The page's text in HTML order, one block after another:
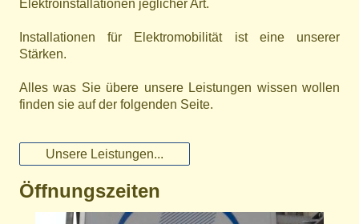
Elektroinstallationen jeglicher Art.
Installationen für Elektromobilität ist eine unserer
Stärken.
Alles was Sie übere unsere Leistungen wissen wollen
finden sie auf der folgenden Seite.
Unsere Leistungen...
Öffnungszeiten